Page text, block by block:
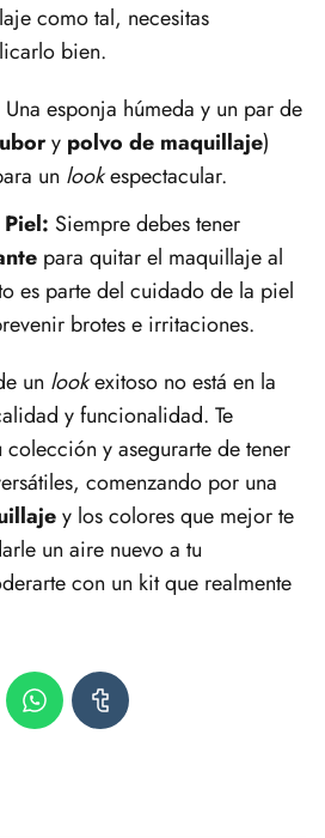
como tal, necesitas
bien.
Una esponja húmeda y un par de
y polvo de maquillaje)
un lookespectacular.
Siempre debes tener
para quitar el maquillaje al
es parte del cuidado de la piel
brotes e irritaciones.
un lookexitoso no está en la
y funcionalidad. Te
colección y asegurarte de tener
comenzando por una
y los colores que mejor te
un aire nuevo a tu
con un kit que realmente